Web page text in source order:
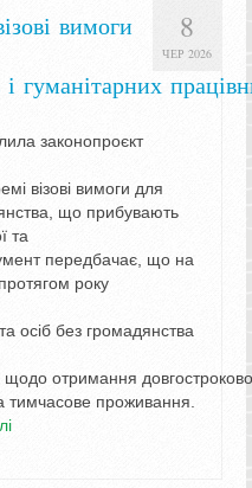
8
ЧЕР 2026
вимоги
гуманітарних
законопроєкт
візові вимоги для
що прибувають
та
передбачає, що на
року
осіб без громадянства
отримання
проживання.